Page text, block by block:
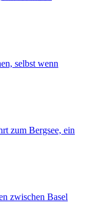
selbst wenn
zum Bergsee, ein
zwischen Basel